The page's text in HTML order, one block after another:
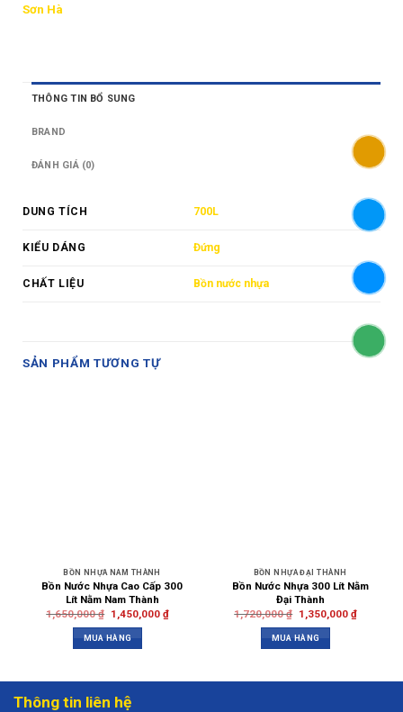
Sơn Hà
THÔNG TIN BỔ SUNG
BRAND
ĐÁNH GIÁ (0)
DUNG TÍCH 700L
KIỂU DÁNG Đứng
CHẤT LIỆU Bồn nước nhựa
SẢN PHẨM TƯƠNG TỰ
BỒN NHỰA NAM THÀNH
Bồn Nước Nhựa Cao Cấp 300
Lít Nằm Nam Thành
1,650,000₫ 1,450,000 ₫
MUA HÀNG
BỒN NHỰA ĐẠI THÀNH
Bồn Nước Nhựa 300 Lít Nằm
Đại Thành
1,720,000₫ 1,350,000 ₫
MUA HÀNG
Thông tin liên hệ